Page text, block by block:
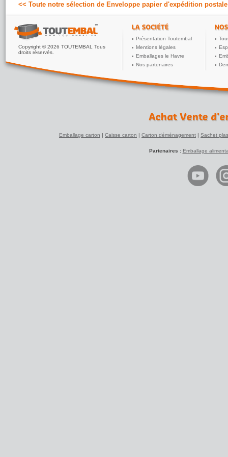
<< Toute notre sélection de Enveloppe papier d'expédition postale
Copyright © 2026 TOUTEMBAL Tous
droits réservés.
Présentation Toutembal
Mentions légales
Emballages le Havre
Nos partenaires
Emballage carton | Caisse carton | Carton déménagement | Sachet
Partenaires : Emballage